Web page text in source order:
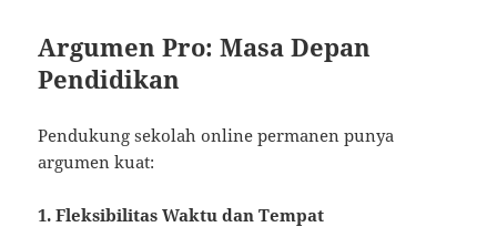
Argumen Pro: Masa Depan
Pendidikan
Pendukung sekolah online permanen punya
argumen kuat:
1. Fleksibilitas Waktu dan Tempat